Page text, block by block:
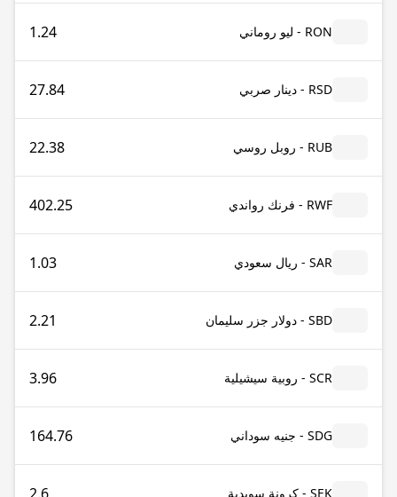
RON - ليو روماني 1.24
RSD - دينار صربي 27.84
RUB - روبل روسي 22.38
RWF - فرنك رواندي 402.25
SAR - ريال سعودي 1.03
SBD - دولار جزر سليمان 2.21
SCR - روبية سيشيلية 3.96
SDG - جنيه سوداني 164.76
SEK - كرونة سويدية